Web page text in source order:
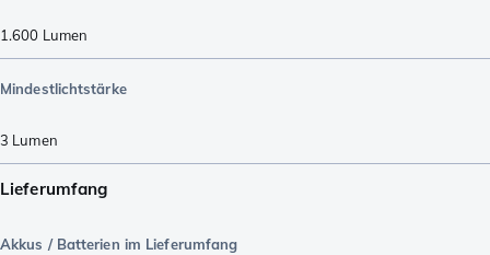
1.600 Lumen
Mindestlichtstärke
3 Lumen
Lieferumfang
Akkus / Batterien im Lieferumfang